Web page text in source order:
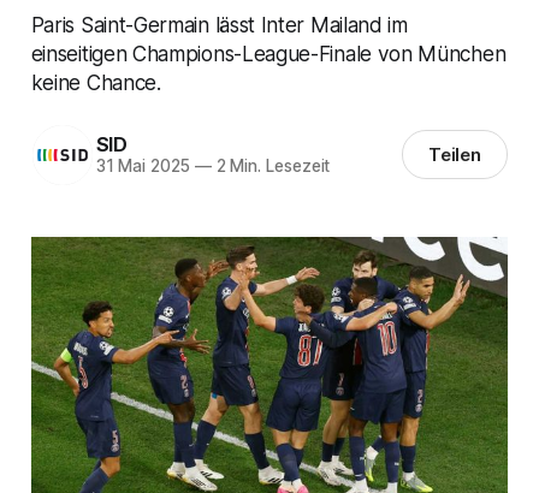
Paris Saint-Germain lässt Inter Mailand im
einseitigen Champions-League-Finale von München
keine Chance.
SID
31 Mai 2025 —2 Min. Lesezeit Teilen